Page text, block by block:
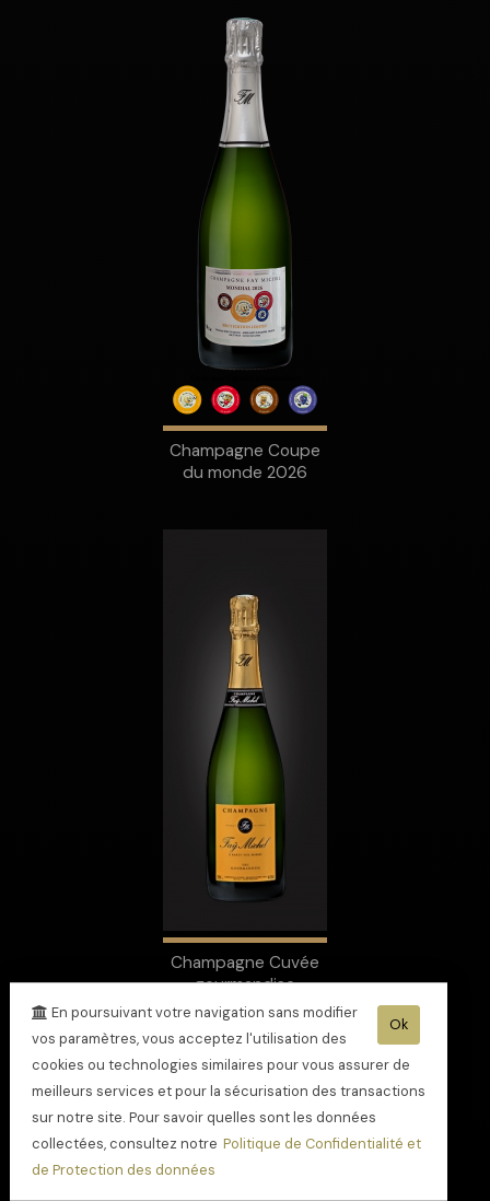
Champagne Coupe
du monde 2026
Champagne Cuvée
gourmandise
Ok
En poursuivant votre navigation sans modifier
vos paramètres, vous acceptez l'utilisation des
cookies ou technologies similaires pour vous assurer de
meilleurs services et pour la sécurisation des transactions
sur notre site. Pour savoir quelles sont les données
collectées, consultez notre Politique de Confidentialité et
de Protection des données